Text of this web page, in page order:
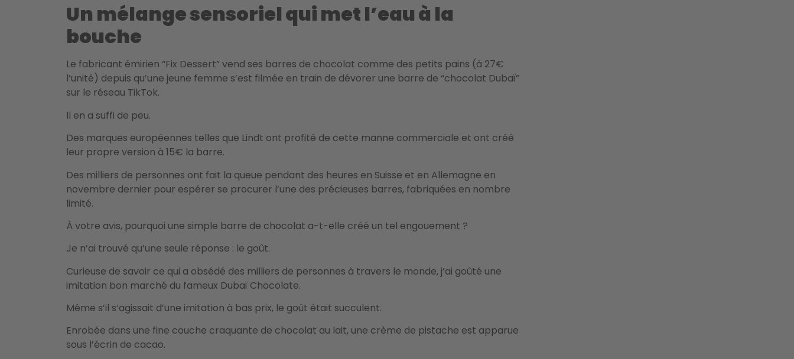
Un mélange sensoriel qui met l’eau à la
bouche
Le fabricant émirien “Fix Dessert” vend ses barres de chocolat comme des petits pains (à 27€
l’unité) depuis qu’une jeune femme s’est filmée en train de dévorer une barre de “chocolat Dubaï”
sur le réseau TikTok.
Il en a suffi de peu.
Des marques européennes telles que Lindt ont profité de cette manne commerciale et ont créé
leur propre version à 15€ la barre.
Des milliers de personnes ont fait la queue pendant des heures en Suisse et en Allemagne en
novembre dernier pour espérer se procurer l’une des précieuses barres, fabriquées en nombre
limité.
À votre avis, pourquoi une simple barre de chocolat a-t-elle créé un tel engouement ?
Je n’ai trouvé qu’une seule réponse : le goût.
Curieuse de savoir ce qui a obsédé des milliers de personnes à travers le monde, j’ai goûté une
imitation bon marché du fameux Dubaï Chocolate.
Même s’il s’agissait d’une imitation à bas prix, le goût était succulent.
Enrobée dans une fine couche craquante de chocolat au lait, une crème de pistache est apparue
sous l’écrin de cacao.